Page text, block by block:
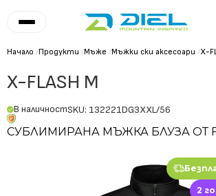
Начало /Продукти /Мъже /Мъжки ски аксесоари /X-
X-FLASH M
В наличностSKU: 132221DG3XXL/56
СУБЛИМИРАНА МЪЖКА БЛУЗА ОТ
2